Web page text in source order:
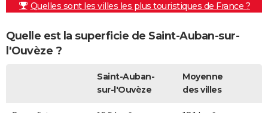
Quelles sont les villes les plus touristiques de France ?
Quelle est la superficie de Saint-Auban-sur-
l'Ouvèze ?
Saint-Auban-
sur-l'Ouvèze
Moyenne
des villes